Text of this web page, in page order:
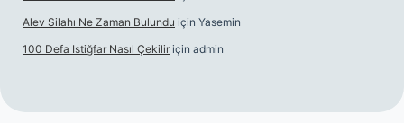
Alev Silahı Ne Zaman Bulundu için Yasemin
100 Defa Istiğfar Nasıl Çekilir için admin